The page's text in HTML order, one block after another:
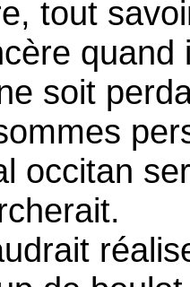
tout
soit
occitan